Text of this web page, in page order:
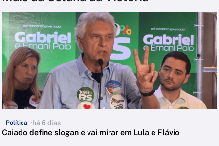
Política há 6 dias
Caiado define slogan e vai mirar em Lula e Flávio